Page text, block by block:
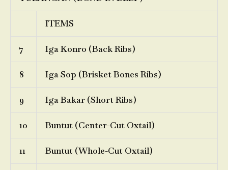
ITEMS
7 Iga Konro (Back Ribs)
8 Iga Sop (Brisket Bones Ribs)
9 Iga Bakar (Short Ribs)
10 Buntut (Center-Cut Oxtail)
11 Buntut (Whole-Cut Oxtail)